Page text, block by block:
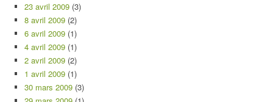
23 avril 2009 (3)
8 avril 2009 (2)
6 avril 2009 (1)
4 avril 2009 (1)
2 avril 2009 (2)
1 avril 2009 (1)
30 mars 2009 (3)